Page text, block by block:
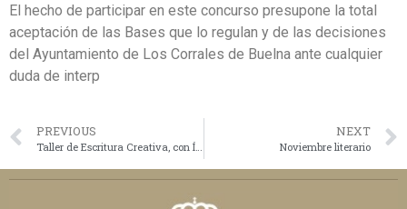
El hecho de participar en este concurso presupone la total
aceptación de las Bases que lo regulan y de las decisiones
del Ayuntamiento de Los Corrales de Buelna ante cualquier
duda de interp
PREVIOUS
Taller de Escritura Creativa, con Íñigo Larroque
NEXT
Noviembre literario